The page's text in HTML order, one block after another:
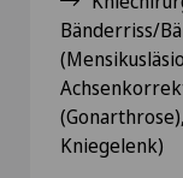
Bänderriss/
Kniegelenk)